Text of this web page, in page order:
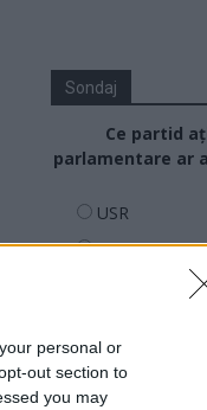
personal or
out section to
you may
Sondaj
Ce partid
parlamentare ar
USR
PNL
UDMR
PMP (Tomac)